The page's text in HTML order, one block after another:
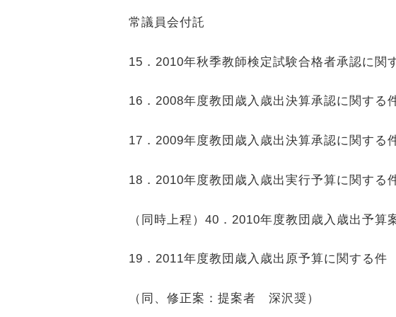
常議員会付託
15 ． 2010年秋季教師検定試験合格者承
16 ． 2008年度教団歳入歳出決算承認に
17 ． 2009年度教団歳入歳出決算承認に
18 ． 2010年度教団歳入歳出実行予算に
（同時上程） 40 ． 2010年度教団歳入歳出予
19 ． 2011年度教団歳入歳出原予算に関
（同、修正案：提案者 深沢奨）